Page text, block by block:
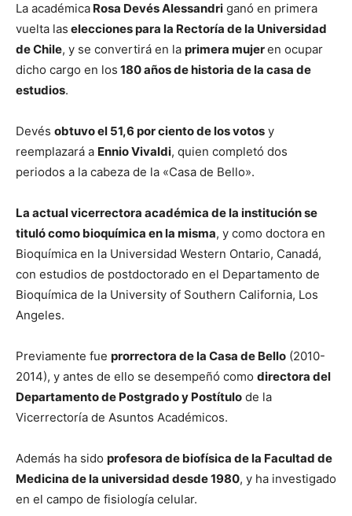
La académica Rosa Devés Alessandri ganó en primera
vuelta las elecciones para la Rectoría de la Universidad
de Chile, y se convertirá en la primera mujeren ocupar
dicho cargo en los 180 años de historia de la casa de
estudios.
Devés obtuvo el 51,6 por ciento de los votos y
reemplazará a Ennio Vivaldi, quien completó dos
periodos a la cabeza de la «Casa de Bello».
La actual vicerrectora académica de la institución se
tituló como bioquímica en la misma, y como doctora en
Bioquímica en la Universidad Western Ontario, Canadá,
con estudios de postdoctorado en el Departamento de
Bioquímica de la University of Southern California, Los
Angeles.
Previamente fue prorrectora de la Casa de Bello (2010-
2014), y antes de ello se desempeñó como directora del
Departamento de Postgrado y Postítulo de la
Vicerrectoría de Asuntos Académicos.
Además ha sido profesora de biofísica de la Facultad de
Medicina de la universidad desde 1980, y ha investigado
en el campo de fisiología celular.